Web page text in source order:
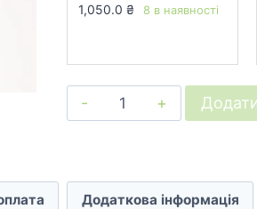
1,050.0 ₴ 8 в наявності
Комплекс
СО2-
кількість
Додаткова інформація